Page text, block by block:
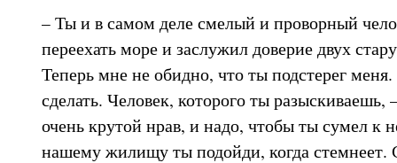
– Ты и в самом деле смелый и проворный
переехать море и заслужил доверие двух
Теперь мне не обидно, что ты подстерег
сделать. Человек, которого ты
очень крутой нрав, и надо, чтобы ты сумел к
нашему жилищу ты подойди, когда стемнеет.